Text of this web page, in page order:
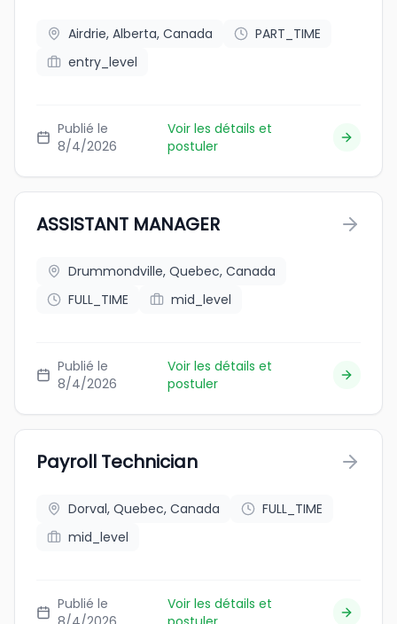
Airdrie, Alberta, Canada
PART_TIME
entry_level
Publié le
8/4/2026
Voir les détails et
postuler
ASSISTANT MANAGER
Drummondville, Quebec, Canada
FULL_TIME
mid_level
Publié le
8/4/2026
Voir les détails et
postuler
Payroll Technician
Dorval, Quebec, Canada
FULL_TIME
mid_level
Publié le
Voir les détails et